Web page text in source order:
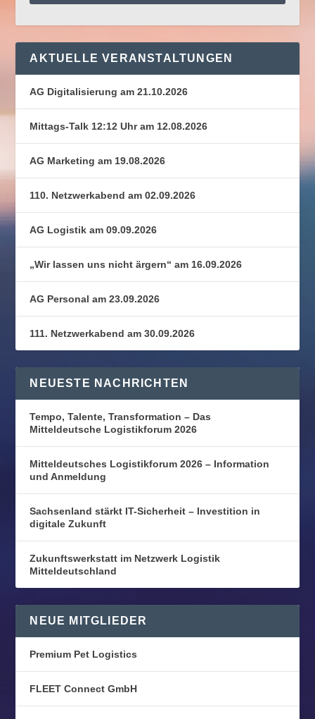
AKTUELLE VERANSTALTUNGEN
AG Digitalisierung am 21.10.2026
Mittags-Talk 12:12 Uhr am 12.08.2026
AG Marketing am 19.08.2026
110. Netzwerkabend am 02.09.2026
AG Logistik am 09.09.2026
„Wir lassen uns nicht ärgern“ am 16.09.2026
AG Personal am 23.09.2026
111. Netzwerkabend am 30.09.2026
NEUESTE NACHRICHTEN
Tempo, Talente, Transformation – Das
Mitteldeutsche Logistikforum 2026
Mitteldeutsches Logistikforum 2026 – Information
und Anmeldung
Sachsenland stärkt IT-Sicherheit – Investition in
digitale Zukunft
Zukunftswerkstatt im Netzwerk Logistik
Mitteldeutschland
NEUE MITGLIEDER
Premium Pet Logistics
FLEET Connect GmbH